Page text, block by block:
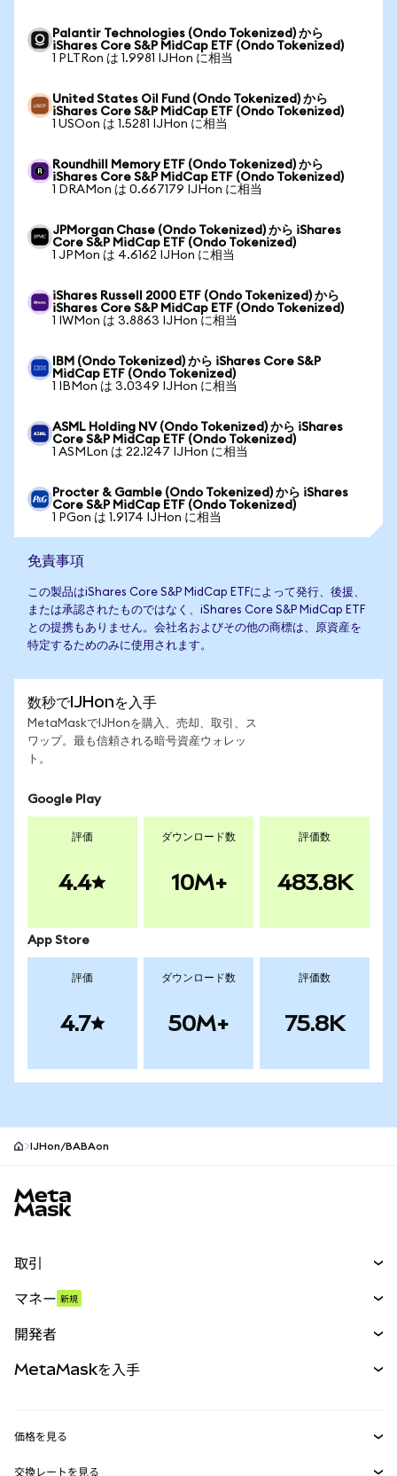
Palantir Technologies (Ondo Tokenized) から
iShares Core S&P MidCap ETF (Ondo Tokenized)
1 PLTRon は 1.9981 IJHon に相当
United States Oil Fund (Ondo Tokenized) から
iShares Core S&P MidCap ETF (Ondo Tokenized)
1 USOon は 1.5281 IJHon に相当
Roundhill Memory ETF (Ondo Tokenized) から
iShares Core S&P MidCap ETF (Ondo Tokenized)
1 DRAMon は 0.667179 IJHon に相当
JPMorgan Chase (Ondo Tokenized) から iShares
Core S&P MidCap ETF (Ondo Tokenized)
1 JPMon は 4.6162 IJHon に相当
iShares Russell 2000 ETF (Ondo Tokenized) から
iShares Core S&P MidCap ETF (Ondo Tokenized)
1 IWMon は 3.8863 IJHon に相当
IBM (Ondo Tokenized) から iShares Core S&P
MidCap ETF (Ondo Tokenized)
1 IBMon は 3.0349 IJHon に相当
ASML Holding NV (Ondo Tokenized) から iShares
Core S&P MidCap ETF (Ondo Tokenized)
1 ASMLon は 22.1247 IJHon に相当
Procter & Gamble (Ondo Tokenized) から iShares
Core S&P MidCap ETF (Ondo Tokenized)
1 PGon は 1.9174 IJHon に相当
免責事項
この製品はiShares Core S&P MidCap ETFによって発行、後援、
または承認されたものではなく、iShares Core S&P MidCap ETF
との提携もありません。会社名およびその他の商標は、原資産を
特定するためのみに使用されます。
数秒でIJHonを入手
MetaMaskでIJHonを購入、売却、取引、ス
ワップ。最も信頼される暗号資産ウォレッ
ト。
Google Play
評価
4.4
ダウンロード数
10M+
評価数
483.8K
App Store
評価
4.7
ダウンロード数
50M+
評価数
75.8K
IJHon/BABAon
取引
パーペチュアル
RWA
マネー 新規
開発者
MetaMaskを入手
価格を見る
交換レートを見る